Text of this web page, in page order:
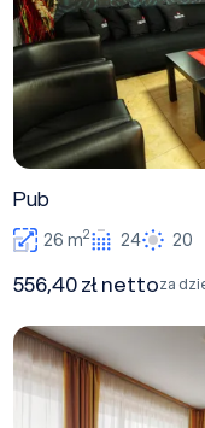
Pub
26 m2 24 20
556,40 zł nettoza
Sala mała- Apartament